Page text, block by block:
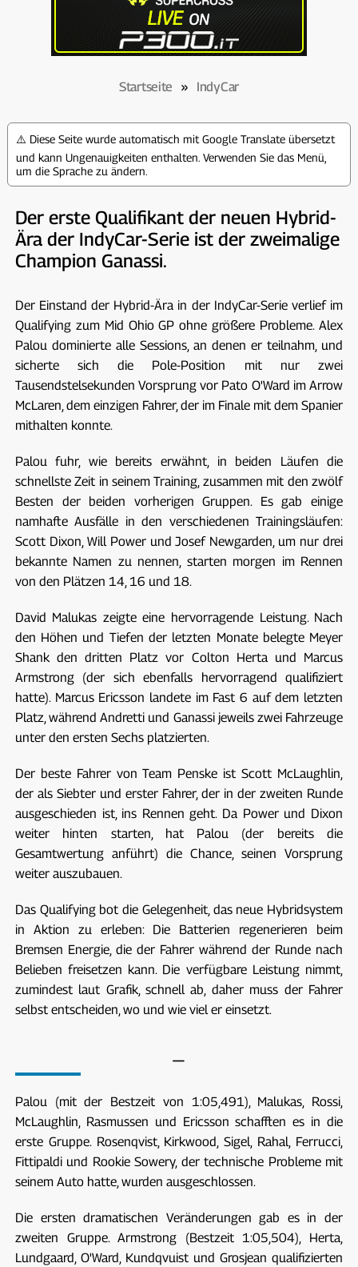
Startseite » IndyCar
⚠️ Diese Seite wurde automatisch mit Google Translate übersetzt
und kann Ungenauigkeiten enthalten. Verwenden Sie das Menü,
um die Sprache zu ändern.
Der erste Qualifikant der neuen Hybrid-
Ära der IndyCar-Serie ist der zweimalige
Champion Ganassi.
Der Einstand der Hybrid-Ära in der IndyCar-Serie verlief im
Qualifying zum Mid Ohio GP ohne größere Probleme. Alex
Palou dominierte alle Sessions, an denen er teilnahm, und
sicherte sich die Pole-Position mit nur zwei
Tausendstelsekunden Vorsprung vor Pato O'Ward im Arrow
McLaren, dem einzigen Fahrer, der im Finale mit dem Spanier
mithalten konnte.
Palou fuhr, wie bereits erwähnt, in beiden Läufen die
schnellste Zeit in seinem Training, zusammen mit den zwölf
Besten der beiden vorherigen Gruppen. Es gab einige
namhafte Ausfälle in den verschiedenen Trainingsläufen:
Scott Dixon, Will Power und Josef Newgarden, um nur drei
bekannte Namen zu nennen, starten morgen im Rennen
von den Plätzen 14, 16 und 18.
David Malukas zeigte eine hervorragende Leistung. Nach
den Höhen und Tiefen der letzten Monate belegte Meyer
Shank den dritten Platz vor Colton Herta und Marcus
Armstrong (der sich ebenfalls hervorragend qualifiziert
hatte). Marcus Ericsson landete im Fast 6 auf dem letzten
Platz, während Andretti und Ganassi jeweils zwei Fahrzeuge
unter den ersten Sechs platzierten.
Der beste Fahrer von Team Penske ist Scott McLaughlin,
der als Siebter und erster Fahrer, der in der zweiten Runde
ausgeschieden ist, ins Rennen geht. Da Power und Dixon
weiter hinten starten, hat Palou (der bereits die
Gesamtwertung anführt) die Chance, seinen Vorsprung
weiter auszubauen.
Das Qualifying bot die Gelegenheit, das neue Hybridsystem
in Aktion zu erleben: Die Batterien regenerieren beim
Bremsen Energie, die der Fahrer während der Runde nach
Belieben freisetzen kann. Die verfügbare Leistung nimmt,
zumindest laut Grafik, schnell ab, daher muss der Fahrer
selbst entscheiden, wo und wie viel er einsetzt.
—
Palou (mit der Bestzeit von 1:05,491), Malukas, Rossi,
McLaughlin, Rasmussen und Ericsson schafften es in die
erste Gruppe. Rosenqvist, Kirkwood, Sigel, Rahal, Ferrucci,
Fittipaldi und Rookie Sowery, der technische Probleme mit
seinem Auto hatte, wurden ausgeschlossen.
Die ersten dramatischen Veränderungen gab es in der
zweiten Gruppe. Armstrong (Bestzeit 1:05,504), Herta,
Lundgaard, O'Ward, Kundqvuist und Grosjean qualifizierten